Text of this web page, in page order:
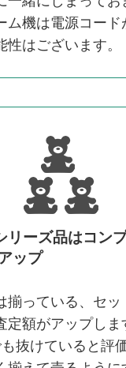
ム機は電源コード
性はございます。
ーズ品はコン
ップ
揃っている、セッ
定額がアップしま
抜けていると評